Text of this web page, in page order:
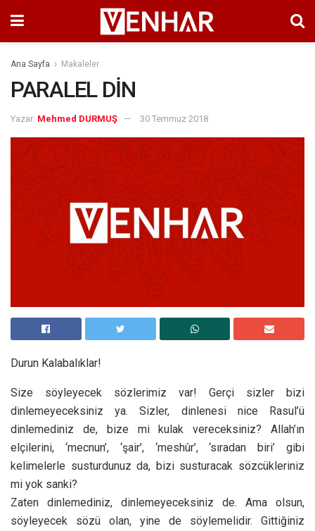
Ana Sayfa Makaleler
PARALEL DİN
Yazar: Mehmed DURMUŞ 30 Temmuz 2018
Durun Kalabalıklar!
Size söyleyecek sözlerimiz var! Gerçi sizler bizi
dinlemeyeceksiniz ya. Sizler, dinlenesi nice Rasul’ü
dinlemediniz de, bize mi kulak vereceksiniz? Allah’ın
elçilerini, ‘mecnun’, ‘şair’, ‘meshûr’, ‘sıradan biri’ gibi
kelimelerle susturdunuz da, bizi susturacak sözcükleriniz
mi yok sanki?
Zaten dinlemediniz, dinlemeyeceksiniz de. Ama olsun,
söyleyecek sözü olan, yine de söylemelidir. Gittiğiniz